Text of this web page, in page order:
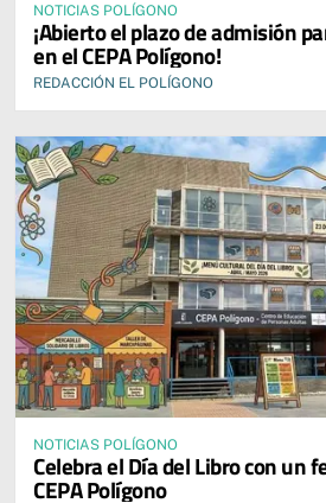
NOTICIAS POLÍGONO
¡Abierto el plazo de admisión
en el CEPA Polígono!
REDACCIÓN EL POLÍGONO
NOTICIAS POLÍGONO
Celebra el Día del Libro con un
CEPA Polígono